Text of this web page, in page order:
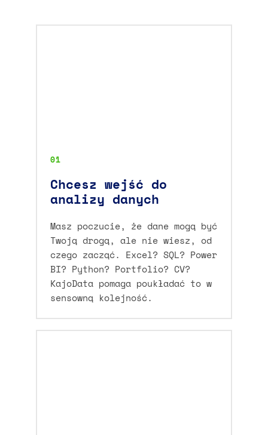
01
Chcesz wejść do
analizy danych
Masz poczucie, że dane mogą być
Twoją drogą, ale nie wiesz, od
czego zacząć. Excel? SQL? Power
BI? Python? Portfolio? CV?
KajoData pomaga poukładać to w
sensowną kolejność.